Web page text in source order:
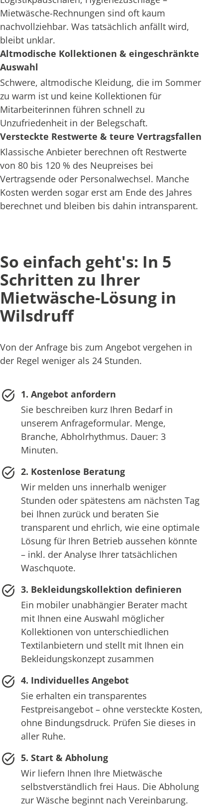
Mietwäsche-Rechnungen sind oft kaum
nachvollziehbar. Was tatsächlich anfällt wird,
bleibt unklar.
Altmodische Kollektionen & eingeschränkte
Auswahl
Schwere, altmodische Kleidung, die im Sommer
zu warm ist und keine Kollektionen für
Mitarbeiterinnen führen schnell zu
Unzufriedenheit in der Belegschaft.
Versteckte Restwerte & teure Vertragsfallen
Klassische Anbieter berechnen oft Restwerte
von 80 bis 120 % des Neupreises bei
Vertragsende oder Personalwechsel. Manche
Kosten werden sogar erst am Ende des Jahres
berechnet und bleiben bis dahin intransparent.
So einfach geht's: In 5
Schritten zu Ihrer
Mietwäsche-Lösung in
Wilsdruff
Von der Anfrage bis zum Angebot vergehen in
der Regel weniger als 24 Stunden.
1. Angebot anfordern
Sie beschreiben kurz Ihren Bedarf in
unserem Anfrageformular. Menge,
Branche, Abholrhythmus. Dauer: 3
Minuten.
2. Kostenlose Beratung
Wir melden uns innerhalb weniger
Stunden oder spätestens am nächsten Tag
bei Ihnen zurück und beraten Sie
transparent und ehrlich, wie eine optimale
Lösung für Ihren Betrieb aussehen könnte
– inkl. der Analyse Ihrer tatsächlichen
Waschquote.
3. Bekleidungskollektion definieren
Ein mobiler unabhängier Berater macht
mit Ihnen eine Auswahl möglicher
Kollektionen von unterschiedlichen
Textilanbietern und stellt mit Ihnen ein
Bekleidungskonzept zusammen
4. Individuelles Angebot
Sie erhalten ein transparentes
Festpreisangebot – ohne versteckte Kosten,
ohne Bindungsdruck. Prüfen Sie dieses in
aller Ruhe.
5. Start & Abholung
Wir liefern Ihnen Ihre Mietwäsche
selbstverständlich frei Haus. Die Abholung
zur Wäsche beginnt nach Vereinbarung.